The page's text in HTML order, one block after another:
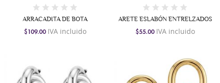
ARRACADITA DE BOTA
$109.00IVA incluido
ARETE ESLABÓN ENTRELZADOS
$55.00IVA incluido